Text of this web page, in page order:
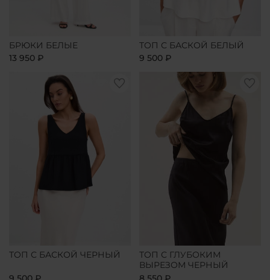
БРЮКИ БЕЛЫЕ
13 950 ₽
ТОП С БАСКОЙ БЕЛЫЙ
9 500 ₽
ТОП С БАСКОЙ ЧЕРНЫЙ
ТОП С ГЛУБОКИМ
ВЫРЕЗОМ ЧЕРНЫЙ